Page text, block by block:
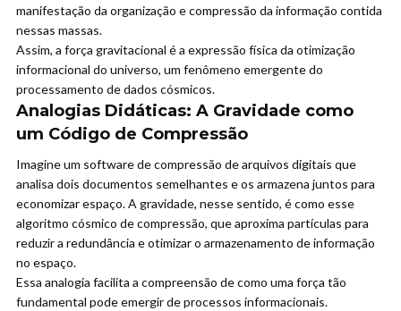
manifestação da organização e compressão da informação contida
nessas massas.
Assim, a força gravitacional é a expressão física da otimização
informacional do universo, um fenômeno emergente do
processamento de dados cósmicos.
Analogias Didáticas: A Gravidade como
um Código de Compressão
Imagine um software de compressão de arquivos digitais que
analisa dois documentos semelhantes e os armazena juntos para
economizar espaço. A gravidade, nesse sentido, é como esse
algoritmo cósmico de compressão, que aproxima partículas para
reduzir a redundância e otimizar o armazenamento de informação
no espaço.
Essa analogia facilita a compreensão de como uma força tão
fundamental pode emergir de processos informacionais.